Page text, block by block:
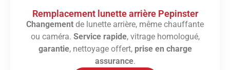
Remplacement lunette arrière Pepinster
Changement de lunette arrière, même chauffante
ou caméra. Service rapide, vitrage homologué,
garantie, nettoyage offert, prise en charge
assurance.